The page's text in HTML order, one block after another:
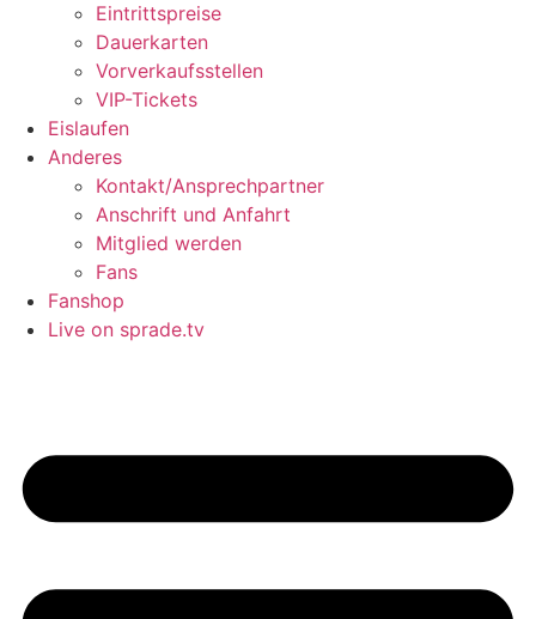
Eintrittspreise
Dauerkarten
Vorverkaufsstellen
VIP-Tickets
Eislaufen
Anderes
Kontakt/Ansprechpartner
Anschrift und Anfahrt
Mitglied werden
Fans
Fanshop
Live on sprade.tv